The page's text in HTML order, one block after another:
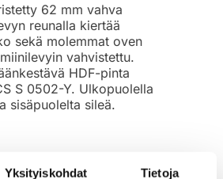
Yksityiskohdat Tietoja
62 mm vahva
reunalla kiertää
sekä molemmat oven
vahvistettu.
HDF-pinta
S 0502-Y. Ulkopuolella
sisäpuolelta sileä.